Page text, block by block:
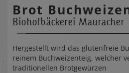
Brot
Biohofbäckerei Mauracher
Hergestellt wird das glutenfreie
reinem Buchweizenteig, welcher
traditionellen Brotgewürzen